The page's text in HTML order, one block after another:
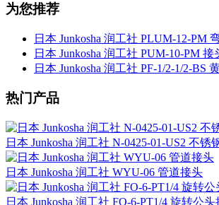
为您推荐
日本 Junkosha 润工社 PLUM-12-PM
日本 Junkosha 润工社 PUM-10-PM 接
日本 Junkosha 润工社 PF-1/2-1/2-BS
热门产品
日本 Junkosha 润工社 N-0425-01-US2 不锈
日本 Junkosha 润工社 WYU-06 管道接头
日本 Junkosha 润工社 FO-6-PT1/4 旋转公